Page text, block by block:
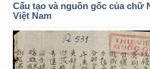
Cấu tạo và nguồn gốc của chữ
Việt Nam